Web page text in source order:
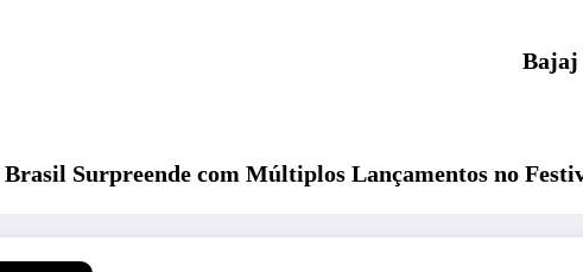
Bajaj
Surpreende com Múltiplos Lançamentos no